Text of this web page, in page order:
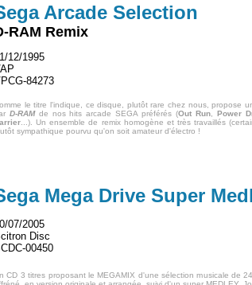
Arcade Selection
RAM Remix
12/1995
84273
le titre l'indique, ce disque, plutôt rare chez nous, propose
D-RAMde nos hits arcade SEGA préférés (Out Run, Power
...). Un ensemble de remix homogène et très travaillés
sympathique pourvu qu'on soit amateur d'électro !
Mega Drive Super
07/2005
Disc
00450
CD 3 titres proposant le MEGAMIX d'une sélection musicale de